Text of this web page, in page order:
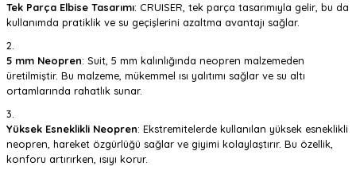
Tek Parça Elbise Tasarımı: CRUISER, tek parça tasarımıyla gelir, bu da
kullanımda pratiklik ve su geçişlerini azaltma avantajı sağlar.
5 mm Neopren: Suit, 5 mm kalınlığında neopren malzemeden
üretilmiştir. Bu malzeme, mükemmel ısı yalıtımı sağlar ve su altı
ortamlarında rahatlık sunar.
Yüksek Esneklikli Neopren: Ekstremitelerde kullanılan yüksek esneklikli
neopren, hareket özgürlüğü sağlar ve giyimi kolaylaştırır. Bu özellik,
konforu artırırken, ısıyı korur.